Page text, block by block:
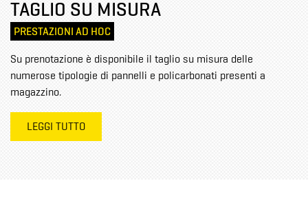
TAGLIO SU MISURA
PRESTAZIONI AD HOC
Su prenotazione è disponibile il taglio su misura delle
numerose tipologie di pannelli e policarbonati presenti a
magazzino.
LEGGI TUTTO